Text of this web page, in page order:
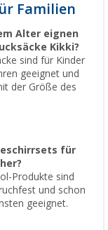
Familien
Alter eignen
Kikki?
sind für Kinder
geeignet und
der Größe des
für
Produkte sind
und schon
geeignet.